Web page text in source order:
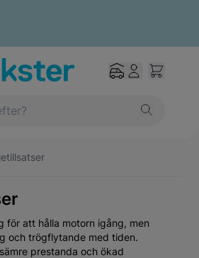
för att hålla motorn igång, men
och trögflytande med tiden.
prestanda och ökad